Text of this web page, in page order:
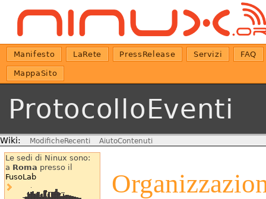
Manifesto LaRete PressRelease Servizi FAQ
MappaSito
ProtocolloEventi
Wiki: ModificheRecenti AiutoContenuti
Le sedi di Ninux sono:
a Roma presso il
FusoLab